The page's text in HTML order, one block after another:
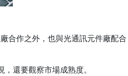
合作之外，也與光通訊元件廠配合
還要觀察市場成熟度。